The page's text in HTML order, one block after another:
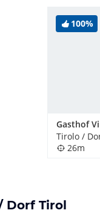
100%
Gasthof
Tirolo /
26m
Dorf Tirol